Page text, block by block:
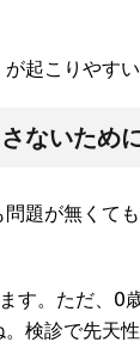
起こりやすい
ないため
題が無くて
す。ただ、0
検診で先天